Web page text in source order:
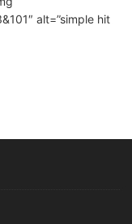
alt=”simple hit